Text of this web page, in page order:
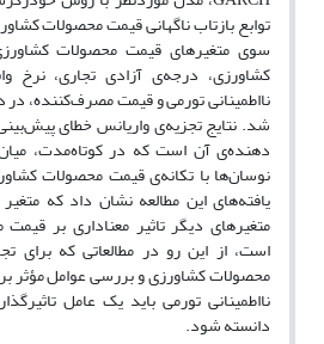
توابع بازتاب ناگهانی قیمت محصولات
سوی متغیرهای قیمت محصولات
کشاورزی، درجه‌ی آزادی تجاری، نرخ
نااطمینانی تورمی و قیمت مصرف‌کننده،
شد. نتایج تجزیه‌ی واریانس خطای
دهنده‌ی آن است که در کوتاه‌مدت،
نوسان‌ها با تکانه‌ی قیمت محصولات
یافته‌های این مطالعه نشان داد که متغیر
متغیرهای دیگر تاثیر معناداری بر
است، از این رو در مطالعاتی که برای
محصولات کشاورزی و بررسی عوامل مؤثر
نااطمینانی تورمی باید یک عامل
دانسته شود.